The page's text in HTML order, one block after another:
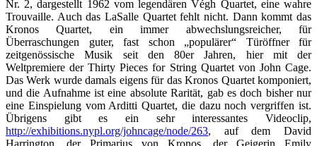
Nr. 2, dargestellt 1962 vom legendären Végh Quartet, eine wahre
Trouvaille. Auch das LaSalle Quartet fehlt nicht. Dann kommt das
Kronos Quartet, ein immer abwechslungsreicher, für
Überraschungen guter, fast schon „populärer“ Türöffner für
zeitgenössische Musik seit den 80er Jahren, hier mit der
Weltpremiere der Thirty Pieces for String Quartet von John Cage.
Das Werk wurde damals eigens für das Kronos Quartet komponiert,
und die Aufnahme ist eine absolute Rarität, gab es doch bisher nur
eine Einspielung vom Arditti Quartet, die dazu noch vergriffen ist.
Übrigens gibt es ein sehr interessantes Videoclip,
http://exhibitions.nypl.org/johncage/node/263, auf dem David
Harrington, der Primarius von Kronos, der Geigerin Emily